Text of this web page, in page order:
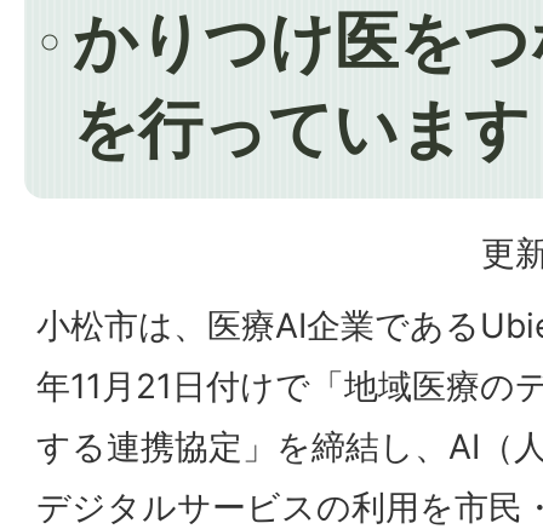
かりつけ医を
を行っています
更
小松市は、医療AI企業である
年11月21日付けで「地域医療の
する連携協定」を締結し、AI（
デジタルサービスの利用を市民